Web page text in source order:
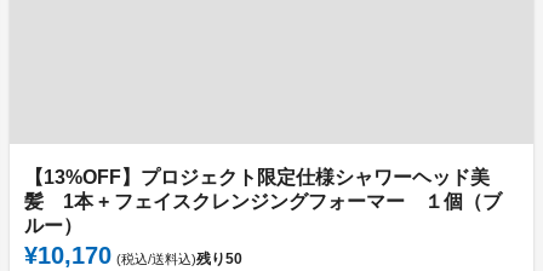
【13%OFF】プロジェクト限定仕様シャワーヘッド美
髪 1本 + フェイスクレンジングフォーマー １個（ブ
ルー）
¥10,170 (税込/送料込)残り50